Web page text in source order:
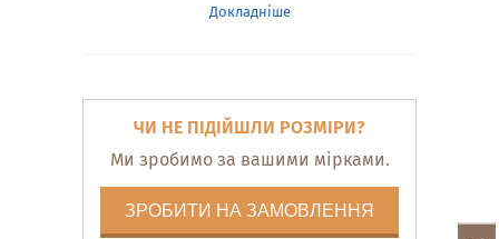
Докладніше
ЧИ НЕ ПІДІЙШЛИ РОЗМІРИ?
Ми зробимо за вашими мірками.
ЗРОБИТИ НА ЗАМОВЛЕННЯ